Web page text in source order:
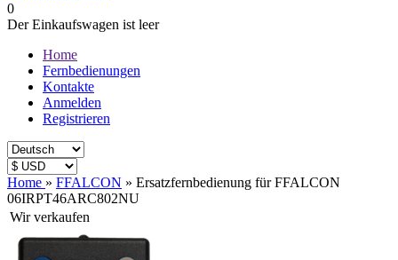
0
Der Einkaufswagen ist leer
Home
Fernbedienungen
Kontakte
Anmelden
Registrieren
Home » FFALCON » Ersatzfernbedienung für FFALCON
06IRPT46ARC802NU
Wir verkaufen